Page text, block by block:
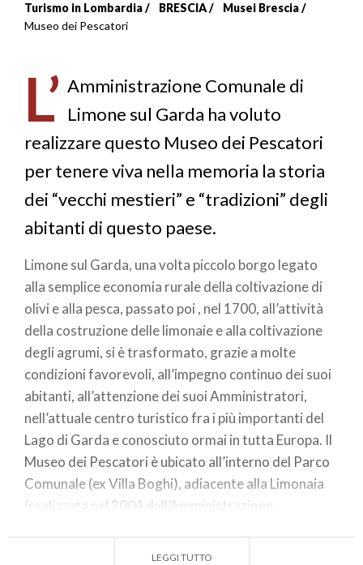
Briciole
pane
Turismo in Lombardia BRESCIA
Musei Brescia
Museo dei Pescatori
L’ Amministrazione Comunale di
Limone sul Garda ha voluto
realizzare questo Museo dei Pescatori
per tenere viva nella memoria la storia
dei “vecchi mestieri” e “tradizioni” degli
abitanti di questo paese.
Limone sul Garda, una volta piccolo borgo legato
alla semplice economia rurale della coltivazione di
olivi e alla pesca, passato poi , nel 1700, all’attività
della costruzione delle limonaie e alla coltivazione
degli agrumi, si è trasformato, grazie a molte
condizioni favorevoli, all’impegno continuo dei suoi
abitanti, all’attenzione dei suoi Amministratori,
nell’attuale centro turistico fra i più importanti del
Lago di Garda e conosciuto ormai in tutta Europa. Il
Museo dei Pescatori è ubicato all’interno del Parco
Comunale (ex Villa Boghi), adiacente alla Limonaia
(realizzata nel 2004 dall’Amministrazione
LEGGI TUTTO